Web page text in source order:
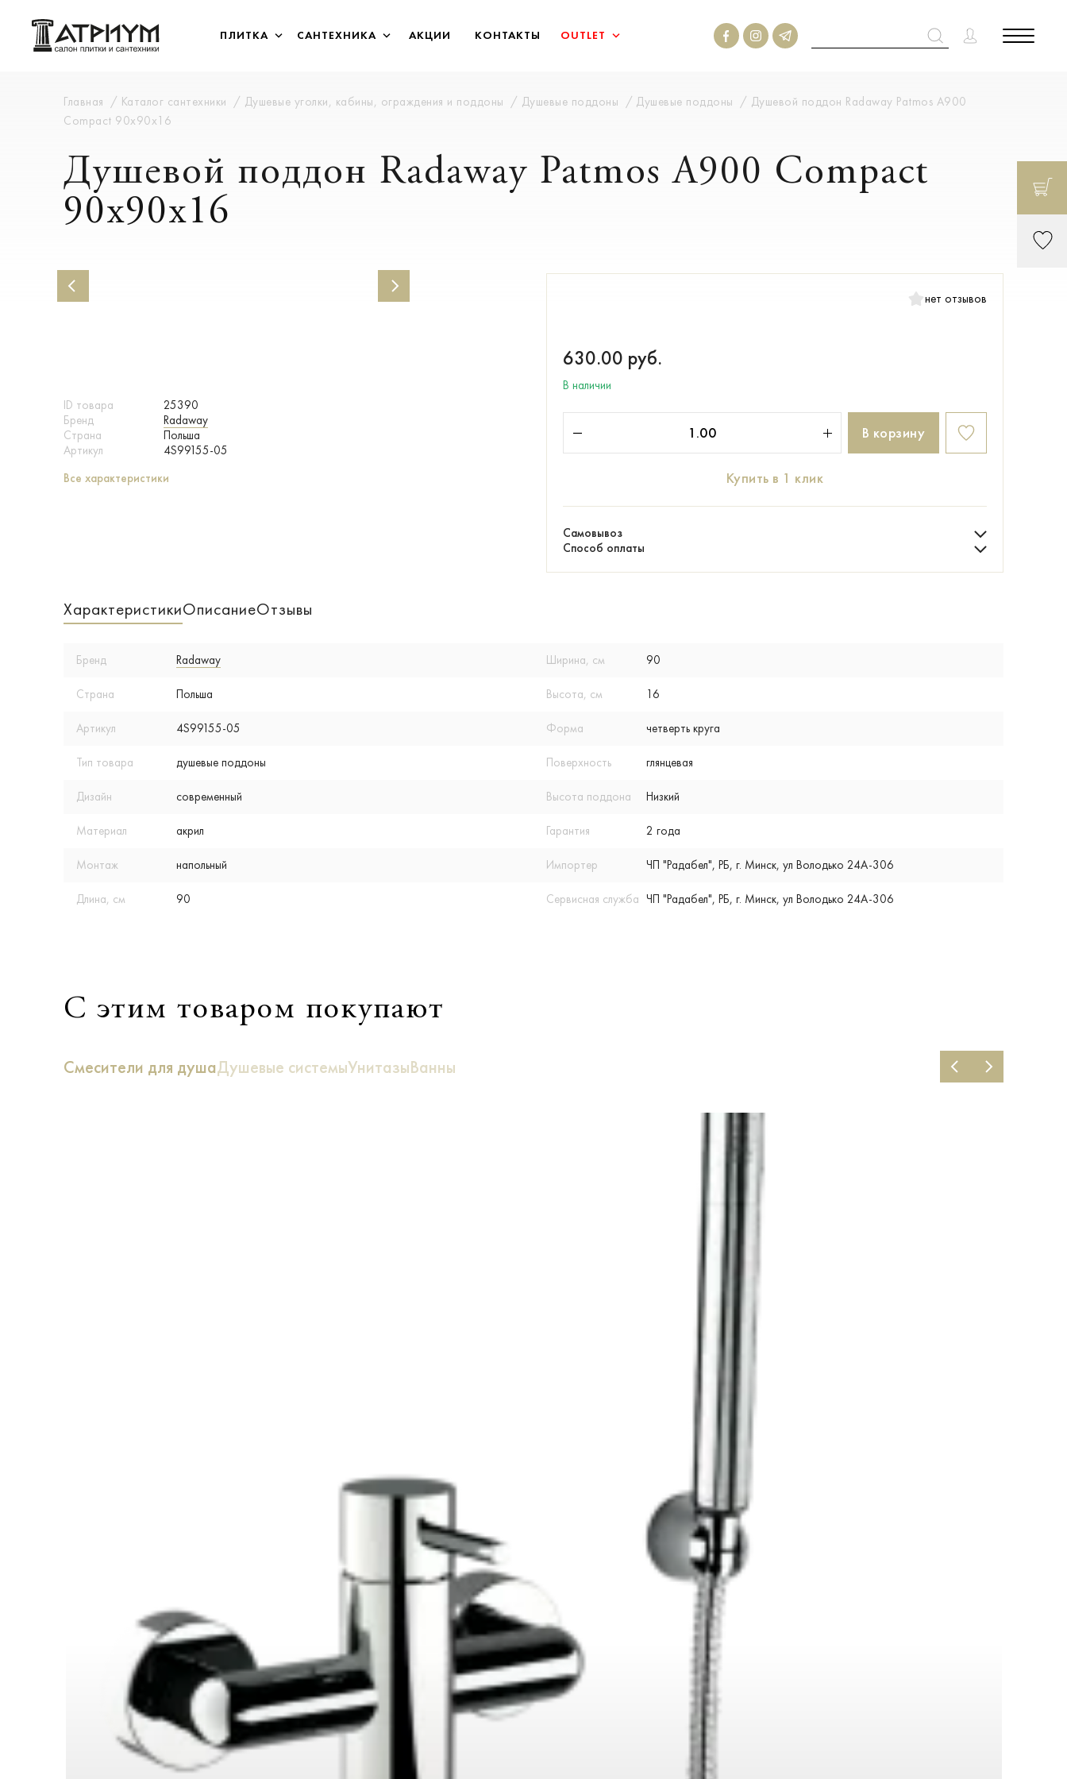
ПЛИТКА САНТЕХНИКА АКЦИИ КОНТАКТЫ OUTLET
Главная Каталог сантехники Душевые уголки, кабины, ограждения и поддоны Душевые поддоны Душевые поддоны
Душевой поддон Radaway Patmos A900
Compact 90x90x16
Душевой поддон Radaway Patmos A900 Compact
90x90x16
ID товара
25390
Бренд
Radaway
Страна
Польша
Артикул
4S99155-05
Все характеристики
нет отзывов
630.00 руб.
В наличии
В корзину
Купить в 1 клик
Самовывоз
Способ оплаты
ХарактеристикиОписаниеОтзывы
Бренд Radaway
Страна Польша
Артикул 4S99155-05
Тип товара душевые поддоны
Дизайн современный
Материал акрил
Монтаж напольный
Длина, см 90
Ширина, см 90
Высота, см 16
Форма четверть круга
Поверхность глянцевая
Высота поддона Низкий
Гарантия 2 года
Импортер ЧП "Радабел", РБ, г. Минск, ул Володько 24А-306
Сервисная служба ЧП "Радабел", РБ, г. Минск, ул Володько 24А-306
С этим товаром покупают
Смесители для душаДушевые системыУнитазыВанны